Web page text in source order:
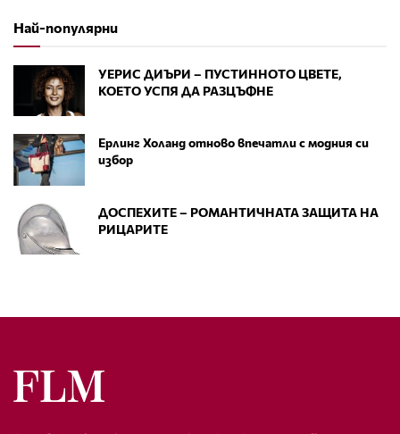
Най-популярни
УЕРИС ДИЪРИ – ПУСТИННОТО ЦВЕТЕ,
КОЕТО УСПЯ ДА РАЗЦЪФНЕ
Ерлинг Холанд отново впечатли с модния си
избор
ДОСПЕХИТЕ – РОМАНТИЧНАТА ЗАЩИТА НА
РИЦАРИТЕ